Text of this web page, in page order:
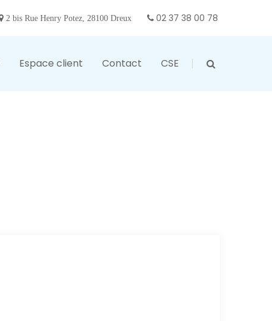
2 bis Rue Henry Potez, 28100 Dreux 02 37 38 00 78
Espace client Contact CSE